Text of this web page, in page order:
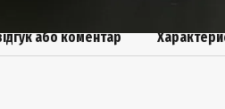
або коментар